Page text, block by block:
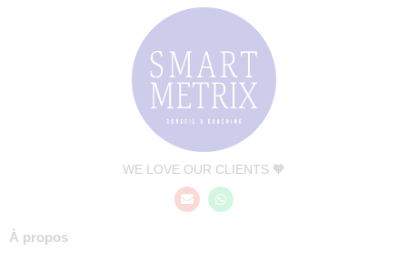
WE LOVE OUR CLIENTS 🧡
À propos